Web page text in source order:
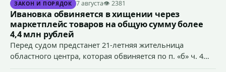
ЗАКОН И ПОРЯДОК 7 августа👁 2381
Ивановка обвиняется в хищении через
маркетплейс товаров на общую сумму более
4,4 млн рублей
Перед судом предстанет 21-летняя жительница
областного центра, которая обвиняется по п. «б» ч. 4